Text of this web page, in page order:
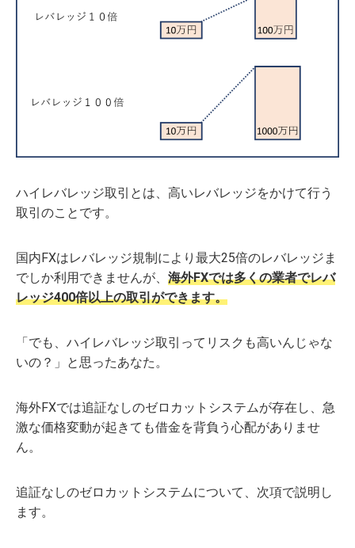
ハイレバレッジ取引とは、高いレバレッジをかけて行う
取引のことです。
国内FXはレバレッジ規制により最大25倍のレバレッジま
でしか利用できませんが、 海外FXでは多くの業者でレバ
レッジ400倍以上の取引ができます。
「でも、ハイレバレッジ取引ってリスクも高いんじゃな
いの？」と思ったあなた。
海外FXでは追証なしのゼロカットシステムが存在し、急
激な価格変動が起きても借金を背負う心配がありませ
ん。
追証なしのゼロカットシステムについて、次項で説明し
ます。